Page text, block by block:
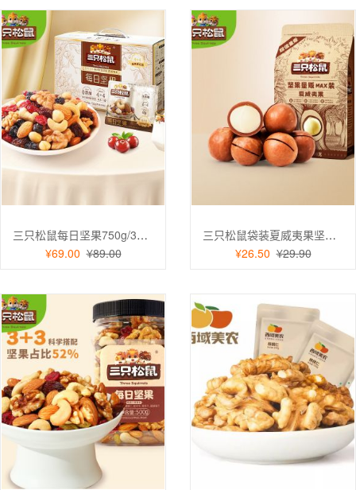
三只松鼠每日坚果750g/30袋 坚果礼盒零食果干核桃腰果巴旦木春节年货送礼
¥69.00 ¥89.00
三只松鼠袋装夏威夷果坚果炒货休闲零食孕妇健康干果特产大颗粒量贩坚果 量贩夏威夷果500g
¥26.50 ¥29.90